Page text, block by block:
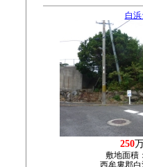
白浜
250
敷地面積
西牟婁郡白